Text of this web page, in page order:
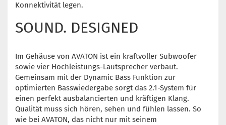
Konnektivität legen.
SOUND. DESIGNED
Im Gehäuse von AVATON ist ein kraftvoller Subwoofer
sowie vier Hochleistungs-Lautsprecher verbaut.
Gemeinsam mit der Dynamic Bass Funktion zur
optimierten Basswiedergabe sorgt das 2.1-System für
einen perfekt ausbalancierten und kräftigen Klang.
Qualität muss sich hören, sehen und fühlen lassen. So
wie bei AVATON, das nicht nur mit seinem